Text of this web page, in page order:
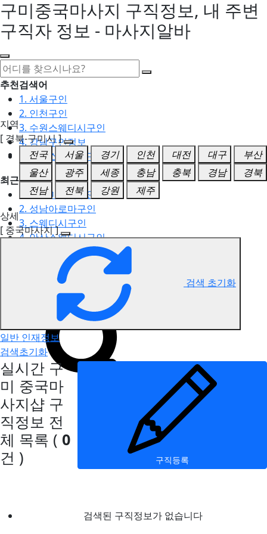
구미중국마사지 구직정보, 내 주변
구직자 정보 - 마사지알바
추천검색어
1. 서울구인
2. 인천구인
3. 수원스웨디시구인
4. 강남구인정보
5. 동탄스웨디시구인
최근검색어
1. 일산마사지구인
2. 성남아로마구인
3. 스웨디시구인
4. 안산스웨디시구인
5. 아로마구인
구미 중국마사지 구직정보
지역
[ 경북-구미시 ]
전국
서울 경기 인천 대전 대구
부산
울산
광주 세종 충남 충북 경남
경북
전남
전북 강원
제주
상세
[ 중국마사지 ]
검색 초기화
일반 인재정보
검색초기화
실시간 구
미 중국마
사지샵 구
직정보 전
체 목록 ( 0
건 )
구직등록
검색된 구직정보가 없습니다